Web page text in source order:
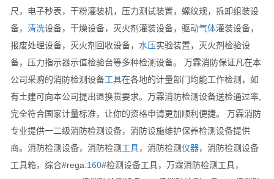
尺，电子秒表，干粉灌装机，压力测试装置，螺纹规，拆卸组装设
备， 清洗设备，干燥设备，灭火剂灌装设备，驱动气体灌装设备，
报废处理设备，灭火剂回收设备， 水压实验装置，灭火剂检验设
备，压力指示器示值检验台等多种检测设备。 万霖消防保证凡在本
公司采购的消防检测设备工具在各地的计量部门均能工作检测，如
有土建可向本公司提出退换货要求。万霖消防检测设备送检通过率,
完全符合国家计量标准，让你的资格申请更加顺利便捷。 万霖消防
专业提供一二级消防检测设备，消防设施维护保养检测设备提供
商。消防检测设备，消防检测 工具，消防检测仪器，消防检测设备
工具箱，综合#rega:160#检测设备工具，万霖消防检测工具，